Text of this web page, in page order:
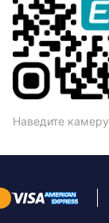
Наведите